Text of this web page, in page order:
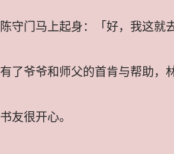
陈守门马上起身：「好，我这就
有了爷爷和师父的首肯与帮助，
书友很开心。